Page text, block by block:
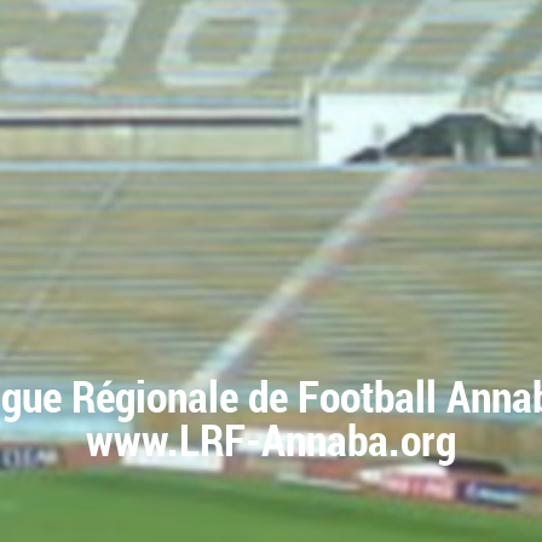
Régionale de Football
www.LRF-Annaba.org